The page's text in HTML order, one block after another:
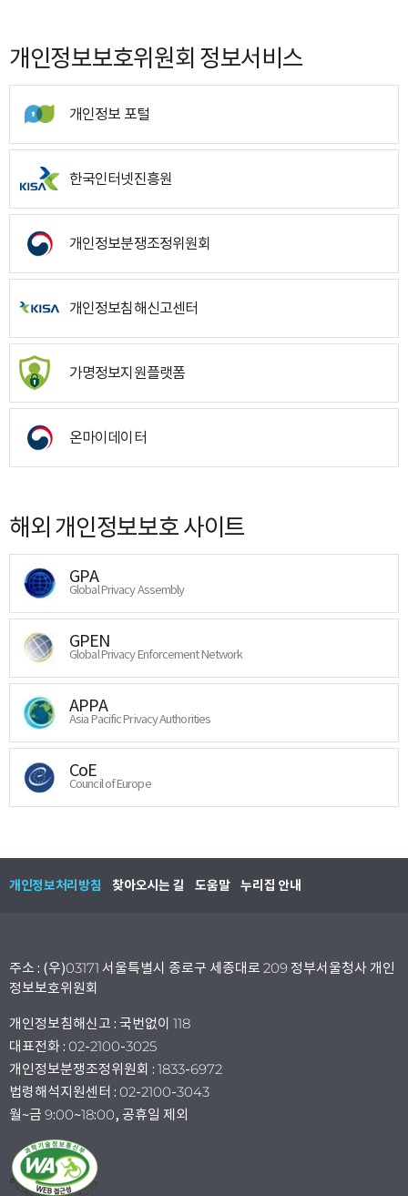
개인정보보호위원회 정보서비스
개인정보 포털
한국인터넷진흥원
개인정보분쟁조정위원회
개인정보침해신고센터
가명정보지원플랫폼
온마이데이터
해외 개인정보보호 사이트
GPA
Global Privacy Assembly
GPEN
Global Privacy Enforcement Network
APPA
Asia Pacific Privacy Authorities
CoE
Council of Europe
개인정보처리방침 찾아오시는 길 도움말 누리집 안내
주소 : (우)03171 서울특별시 종로구 세종대로 209 정부서울청사 개인
정보보호위원회
개인정보침해신고 : 국번없이 118
대표전화 : 02-2100-3025
개인정보분쟁조정위원회 : 1833-6972
법령해석지원센터 : 02-2100-3043
월~금 9:00~18:00, 공휴일 제외